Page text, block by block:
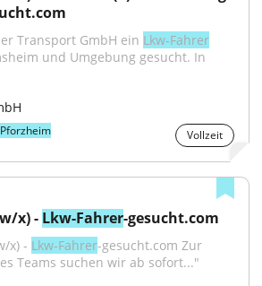
Transport GmbH ein Lkw-Fahrer
und Umgebung gesucht. In
Pforzheim Vollzeit
x) - Lkw-Fahrer-gesucht.com
x) - Lkw-Fahrer-gesucht.com Zur
Teams suchen wir ab sofort..."